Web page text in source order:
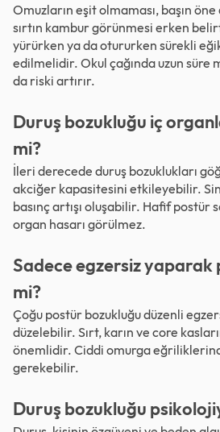
Omuzların eşit olmaması, başın
sırtın kambur görünmesi erken
yürürken ya da otururken sürekli
edilmelidir. Okul çağında uzun süre
da riski artırır.
Duruş bozukluğu iç
mi?
İleri derecede duruş bozuklukları
akciğer kapasitesini etkileyebilir.
basınç artışı oluşabilir. Hafif postür
organ hasarı görülmez.
Sadece egzersiz
mi?
Çoğu postür bozukluğu düzenli
düzelebilir. Sırt, karın ve core
önemlidir. Ciddi omurga
gerekebilir.
Duruş bozukluğu